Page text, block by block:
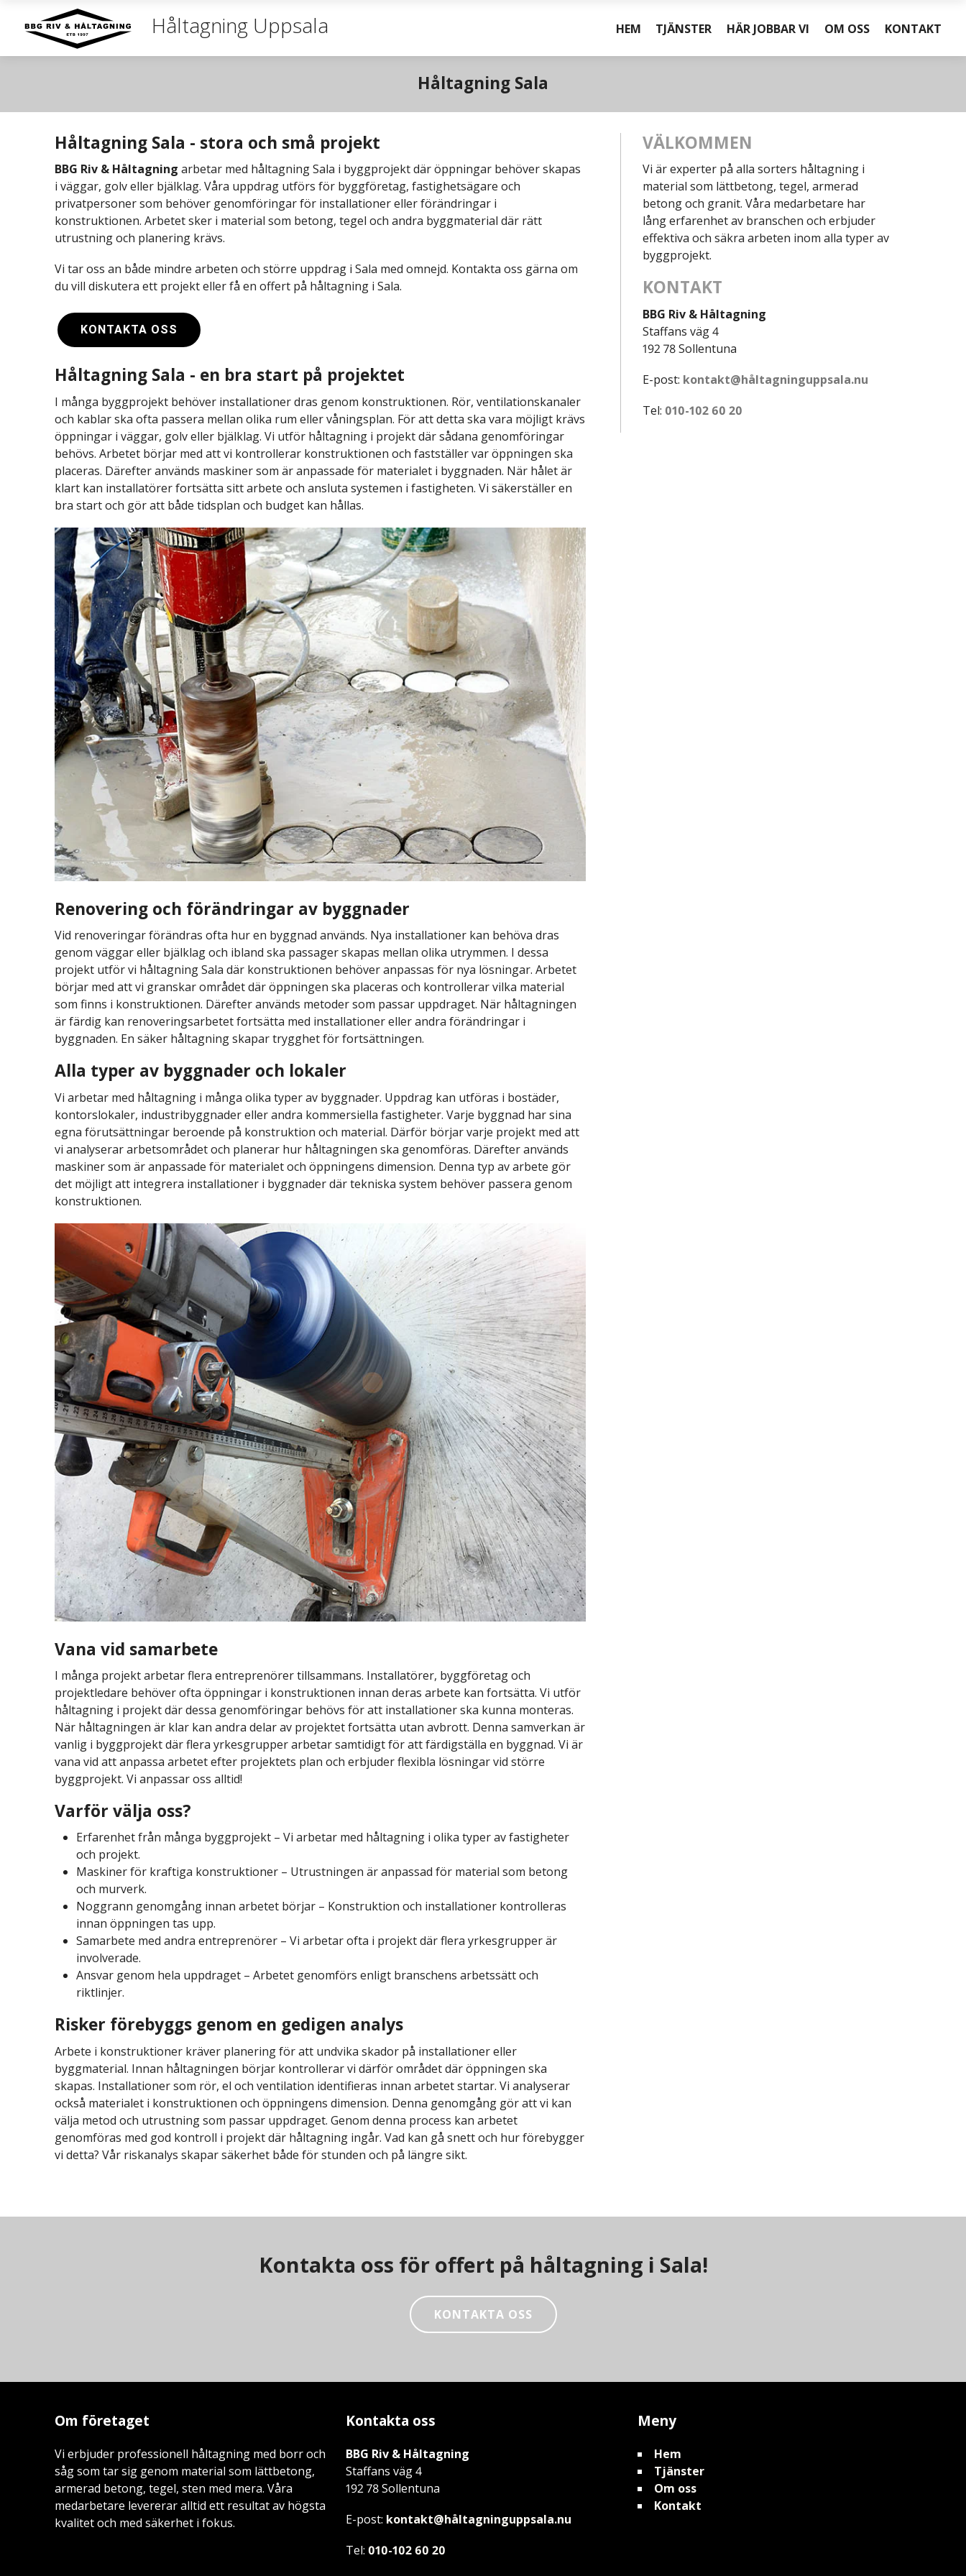
HEM TJÄNSTER HÄR JOBBAR VI OM OSS KONTAKT
Håltagning Uppsala
Håltagning Sala
Håltagning Sala - stora och små projekt
BBG Riv & Håltagning arbetar med håltagning Sala i byggprojekt där öppningar behöver skapas
i väggar, golv eller bjälklag. Våra uppdrag utförs för byggföretag, fastighetsägare och
privatpersoner som behöver genomföringar för installationer eller förändringar i
konstruktionen. Arbetet sker i material som betong, tegel och andra byggmaterial där rätt
utrustning och planering krävs.
Vi tar oss an både mindre arbeten och större uppdrag i Sala med omnejd. Kontakta oss gärna om
du vill diskutera ett projekt eller få en offert på håltagning i Sala.
KONTAKTA OSS
Håltagning Sala - en bra start på projektet
I många byggprojekt behöver installationer dras genom konstruktionen. Rör, ventilationskanaler
och kablar ska ofta passera mellan olika rum eller våningsplan. För att detta ska vara möjligt krävs
öppningar i väggar, golv eller bjälklag. Vi utför håltagning i projekt där sådana genomföringar
behövs. Arbetet börjar med att vi kontrollerar konstruktionen och fastställer var öppningen ska
placeras. Därefter används maskiner som är anpassade för materialet i byggnaden. När hålet är
klart kan installatörer fortsätta sitt arbete och ansluta systemen i fastigheten. Vi säkerställer en
bra start och gör att både tidsplan och budget kan hållas.
Renovering och förändringar av byggnader
Vid renoveringar förändras ofta hur en byggnad används. Nya installationer kan behöva dras
genom väggar eller bjälklag och ibland ska passager skapas mellan olika utrymmen. I dessa
projekt utför vi håltagning Sala där konstruktionen behöver anpassas för nya lösningar. Arbetet
börjar med att vi granskar området där öppningen ska placeras och kontrollerar vilka material
som finns i konstruktionen. Därefter används metoder som passar uppdraget. När håltagningen
är färdig kan renoveringsarbetet fortsätta med installationer eller andra förändringar i
byggnaden. En säker håltagning skapar trygghet för fortsättningen.
Alla typer av byggnader och lokaler
Vi arbetar med håltagning i många olika typer av byggnader. Uppdrag kan utföras i bostäder,
kontorslokaler, industribyggnader eller andra kommersiella fastigheter. Varje byggnad har sina
egna förutsättningar beroende på konstruktion och material. Därför börjar varje projekt med att
vi analyserar arbetsområdet och planerar hur håltagningen ska genomföras. Därefter används
maskiner som är anpassade för materialet och öppningens dimension. Denna typ av arbete gör
det möjligt att integrera installationer i byggnader där tekniska system behöver passera genom
konstruktionen.
Vana vid samarbete
I många projekt arbetar flera entreprenörer tillsammans. Installatörer, byggföretag och
projektledare behöver ofta öppningar i konstruktionen innan deras arbete kan fortsätta. Vi utför
håltagning i projekt där dessa genomföringar behövs för att installationer ska kunna monteras.
När håltagningen är klar kan andra delar av projektet fortsätta utan avbrott. Denna samverkan är
vanlig i byggprojekt där flera yrkesgrupper arbetar samtidigt för att färdigställa en byggnad. Vi är
vana vid att anpassa arbetet efter projektets plan och erbjuder flexibla lösningar vid större
byggprojekt. Vi anpassar oss alltid!
Varför välja oss?
Erfarenhet från många byggprojekt – Vi arbetar med håltagning i olika typer av fastigheter
och projekt.
Maskiner för kraftiga konstruktioner – Utrustningen är anpassad för material som betong
och murverk.
Noggrann genomgång innan arbetet börjar – Konstruktion och installationer kontrolleras
innan öppningen tas upp.
Samarbete med andra entreprenörer – Vi arbetar ofta i projekt där flera yrkesgrupper är
involverade.
Ansvar genom hela uppdraget – Arbetet genomförs enligt branschens arbetssätt och
riktlinjer.
Risker förebyggs genom en gedigen analys
Arbete i konstruktioner kräver planering för att undvika skador på installationer eller
byggmaterial. Innan håltagningen börjar kontrollerar vi därför området där öppningen ska
skapas. Installationer som rör, el och ventilation identifieras innan arbetet startar. Vi analyserar
också materialet i konstruktionen och öppningens dimension. Denna genomgång gör att vi kan
välja metod och utrustning som passar uppdraget. Genom denna process kan arbetet
genomföras med god kontroll i projekt där håltagning ingår. Vad kan gå snett och hur förebygger
vi detta? Vår riskanalys skapar säkerhet både för stunden och på längre sikt.
VÄLKOMMEN
Vi är experter på alla sorters håltagning i
material som lättbetong, tegel, armerad
betong och granit. Våra medarbetare har
lång erfarenhet av branschen och erbjuder
effektiva och säkra arbeten inom alla typer av
byggprojekt.
KONTAKT
BBG Riv & Håltagning
Staffans väg 4
192 78 Sollentuna
E-post: kontakt@håltagninguppsala.nu
Tel: 010-102 60 20
Kontakta oss för offert på håltagning i Sala!
KONTAKTA OSS
Om företaget
Vi erbjuder professionell håltagning med borr och
såg som tar sig genom material som lättbetong,
armerad betong, tegel, sten med mera. Våra
medarbetare levererar alltid ett resultat av högsta
kvalitet och med säkerhet i fokus.
Kontakta oss
BBG Riv & Håltagning
Staffans väg 4
192 78 Sollentuna
E-post: kontakt@håltagninguppsala.nu
Tel:010-102 60 20
Meny
Hem
Tjänster
Om oss
Kontakt